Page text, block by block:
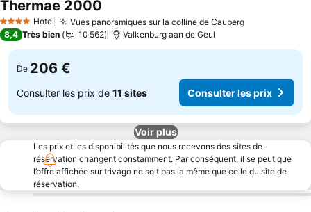
4 Étoiles Hotel Vues panoramiques sur la colline de CaubergConsulter
Thermae 2000
8,4 Très bien 10 562 Valkenburg aan de Geul
De 206 €
Consulter les prix de 11 sites Consulter les prix
Voir plus
Les prix et les disponibilités que nous recevons des sites de
réservation changent constamment. Par conséquent, il se peut que
l’offre affichée sur trivago ne soit pas la même que celle du site de
réservation.